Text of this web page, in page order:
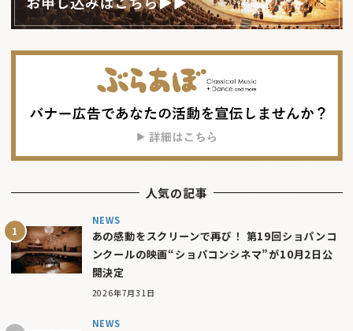
人気の記事
NEWS
あの感動をスクリーンで再び！ 第19回ショパンコ
ンクールの映画“ショパコンシネマ”が10月2日公
開決定
2026年7月31日
NEWS